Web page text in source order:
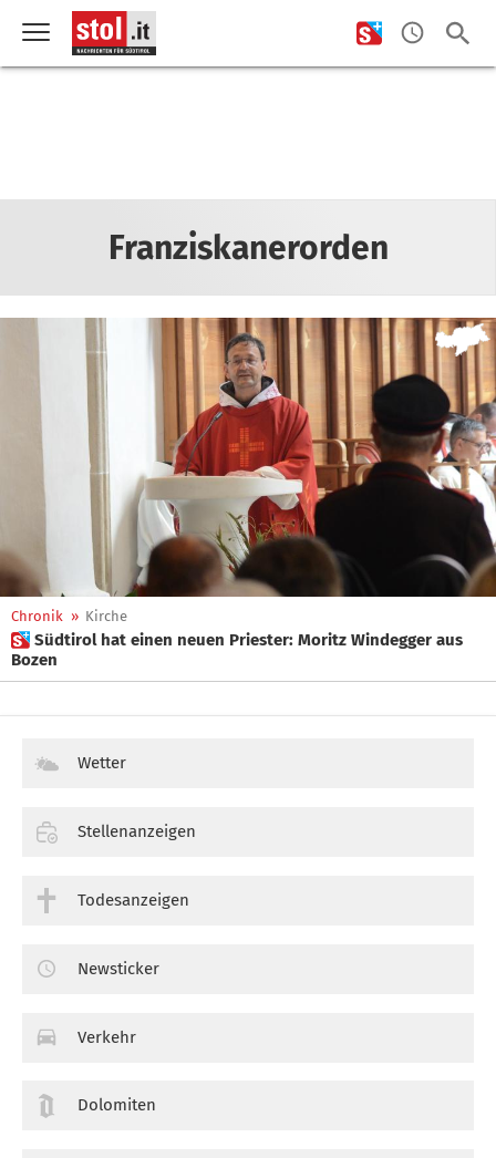
Franziskanerorden
Chronik » Kirche
 Südtirol hat einen neuen Priester: Moritz Windegger aus
Bozen
Wetter
Stellenanzeigen
Todesanzeigen
Newsticker
Verkehr
Dolomiten